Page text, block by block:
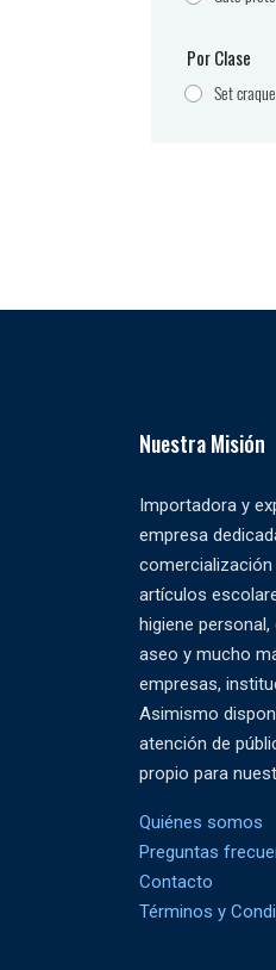
Por Clase
Set
Nuestra Misión
Importadora y
empresa
artículos
higiene
aseo y mucho
empresas,
Asimismo
atención de
propio para
Quiénes somos
Preguntas
Contacto
Términos y